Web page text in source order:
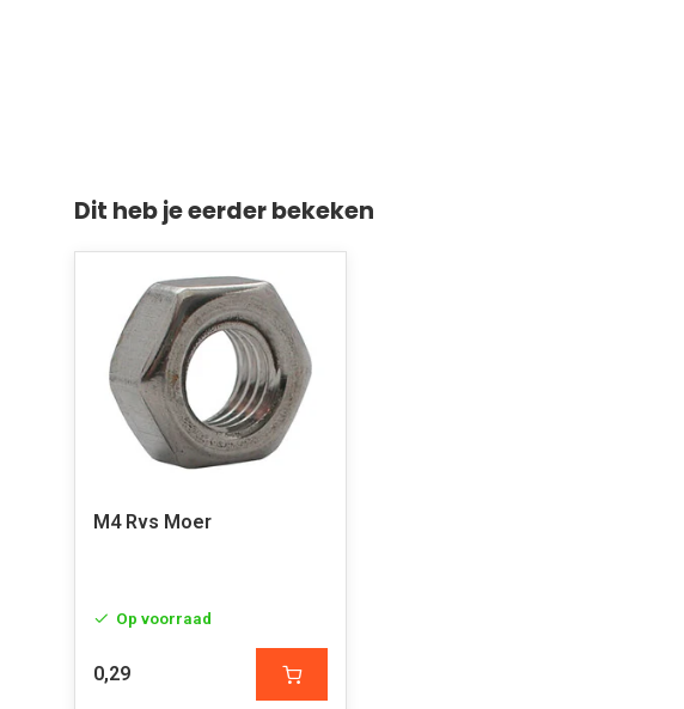
Dit heb je eerder bekeken
M4 Rvs Moer
Op voorraad
0,29